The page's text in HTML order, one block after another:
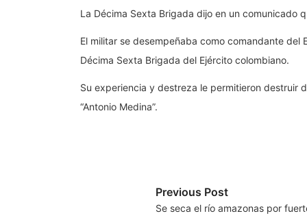
La Décima Sexta Brigada dijo en un comunicado
El militar se desempeñaba como comandante del
Décima Sexta Brigada del Ejército colombiano.
Su experiencia y destreza le permitieron destruir
“Antonio Medina”.
Previous Post
Se seca el río amazonas por